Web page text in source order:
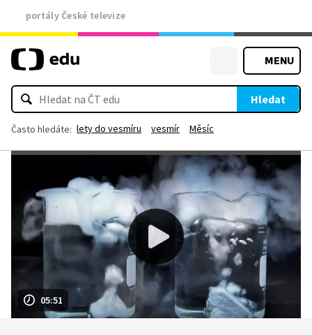
portály České televize
MENU
Hledat
Často hledáte: lety do vesmíru vesmír Měsíc
05:51